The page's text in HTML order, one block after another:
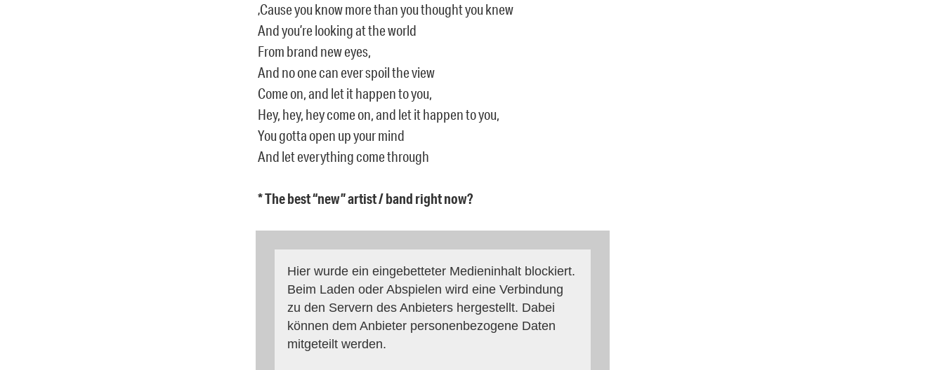
‚Cause you know more than you thought you knew
And you’re looking at the world
From brand new eyes,
And no one can ever spoil the view
Come on, and let it happen to you,
Hey, hey, hey come on, and let it happen to you,
You gotta open up your mind
And let everything come through
* The best “new” artist / band right now?
Hier wurde ein eingebetteter Medieninhalt blockiert.
Beim Laden oder Abspielen wird eine Verbindung
zu den Servern des Anbieters hergestellt. Dabei
können dem Anbieter personenbezogene Daten
mitgeteilt werden.